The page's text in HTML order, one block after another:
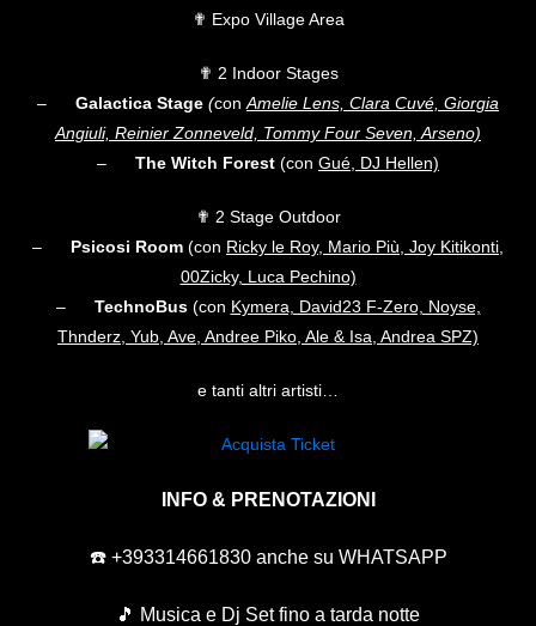
✟ Expo Village Area
✟ 2 Indoor Stages
– Galactica Stage (con Amelie Lens, Clara Cuvé, Giorgia
Angiuli, Reinier Zonneveld, Tommy Four Seven, Arseno)
– The Witch Forest (con Gué, DJ Hellen)
✟ 2 Stage Outdoor
–
Psicosi Room (con Ricky le Roy, Mario Più, Joy Kitikonti,
00Zicky, Luca Pechino)
–
TechnoBus (con Kymera, David23 F-Zero, Noyse,
Thnderz, Yub, Ave, Andree Piko, Ale & Isa, Andrea SPZ)
e tanti altri artisti…
INFO & PRENOTAZIONI
☎️ +393314661830 anche su WHATSAPP
🎵 Musica e Dj Set fino a tarda notte